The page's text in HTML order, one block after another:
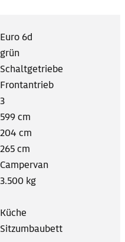
Euro 6d
grün
Schaltgetriebe
Frontantrieb
3
599 cm
204 cm
265 cm
Campervan
3.500 kg
Küche
Sitzumbaubett